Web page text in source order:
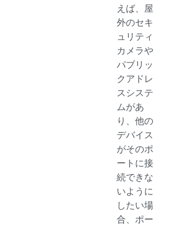
えば、屋
外のセキ
ュリティ
カメラや
パブリッ
クアドレ
スシステ
ムがあ
り、他の
デバイス
がそのポ
ートに接
続できな
いように
したい場
合、ポー